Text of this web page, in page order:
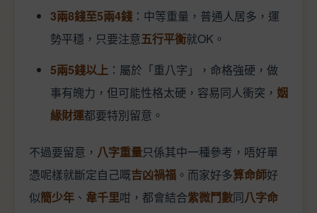
3兩8錢至5兩4錢 ：中等重量，普通人居多，運
勢平穩，只要注意五行平衡就OK。
5兩5錢以上 ：屬於「重八字」，命格強硬，做
事有魄力，但可能性格太硬，容易同人衝突， 姻
緣財運都要特別留意。
不過要留意， 八字重量只係其中一種參考，唔好單
憑呢樣就斷定自己嘅吉凶禍福 。而家好多算命師好
似簡少年 、 韋千里咁，都會結合紫微鬥數同八字命